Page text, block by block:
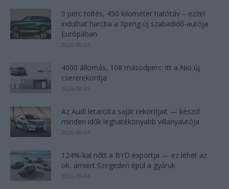
9 perc töltés, 450 kilométer hatótáv – ezzel
indulhat harcba a Xpeng új szabadidő-autója
Európában
2026-08-05
4000 állomás, 108 másodperc: itt a Nio új
csererekordja
2026-08-05
Az Audi letarolta saját rekordjait — készül
minden idők leghatékonyabb villanyautója
2026-08-04
124%-kal nőtt a BYD exportja — ez lehet az
ok, amiért Szegeden épül a gyáruk
2026-08-04